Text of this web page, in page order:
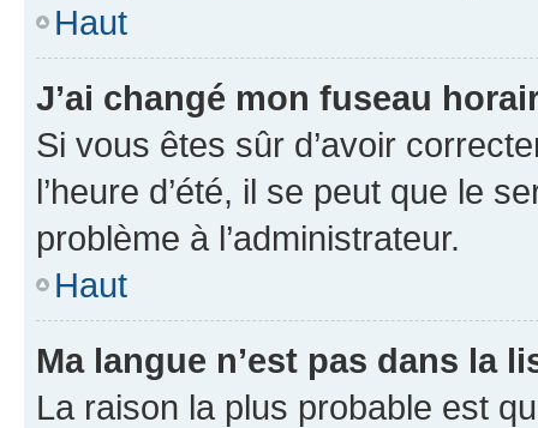
Haut
J’ai changé mon fuseau
Si vous êtes sûr d’avoir
l’heure d’été, il se peut que le
problème à l’administrateur.
Haut
Ma langue n’est pas dans la
La raison la plus probable est